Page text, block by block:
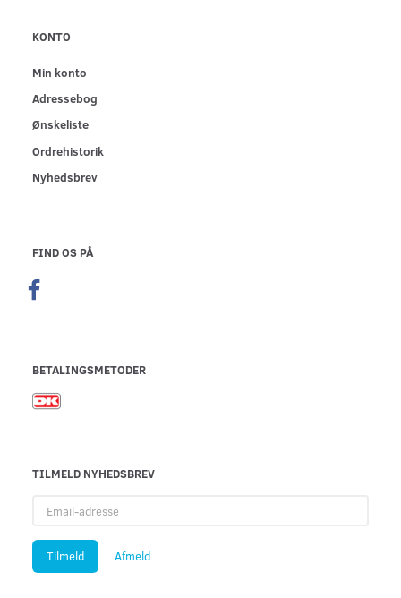
KONTO
Min konto
Adressebog
Ønskeliste
Ordrehistorik
Nyhedsbrev
FIND OS PÅ
BETALINGSMETODER
TILMELD NYHEDSBREV
adresse
Tilmeld Afmeld